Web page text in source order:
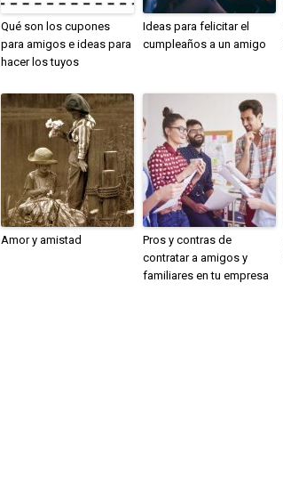
Qué son los cupones
para amigos e ideas para
hacer los tuyos
Ideas para felicitar el
cumpleaños a un amigo
Amor y amistad
Pros y contras de
contratar a amigos y
familiares en tu empresa